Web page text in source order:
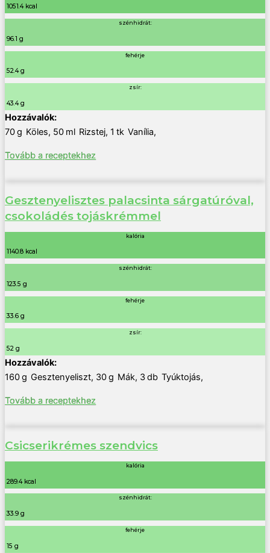
1051.4 kcal
szénhidrát:
96.1 g
fehérje
52.4 g
zsír:
43.4 g
70g Köles, 50 ml Rizstej, 1 tk Vanília,
Tovább a receptekhez
Gesztenyelisztes palacsinta sárgatúróval,
csokoládés tojáskrémmel
kalória
1140.8 kcal
szénhidrát:
123.5 g
fehérje
33.6 g
zsír:
52 g
160g Gesztenyeliszt, 30g Mák, 3db Tyúktojás,
Tovább a receptekhez
Csicserikrémes szendvics
kalória
289.4 kcal
szénhidrát:
33.9 g
fehérje
15 g